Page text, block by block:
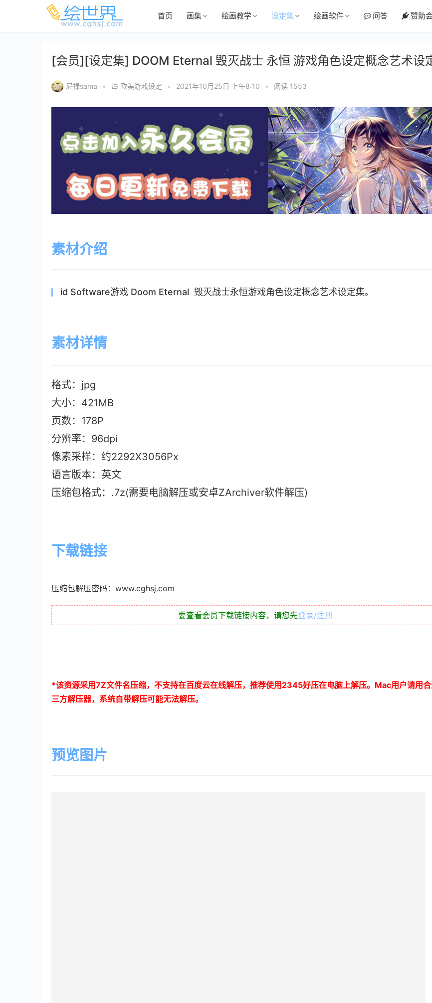
首页 画集 绘画教学 设定集 绘画软件 问答 赞助
[会员][设定集] DOOM Eternal 毁灭战士 永恒 游戏角色设定概念艺术设
尼禄sama • 欧美游戏设定 • 2021年10月25日 上午8:10 • 阅读 1553
素材介绍
id Software游戏 Doom Eternal 毁灭战士永恒游戏角色设定概念艺术设定集。
素材详情
格式：jpg
大小：421MB
页数：178P
分辨率：96dpi
像素采样：约2292X3056Px
语言版本：英文
压缩包格式：.7z(需要电脑解压或安卓ZArchiver软件解压)
下载链接
压缩包解压密码：www.cghsj.com
要查看会员下载链接内容，请您先登录/注册
*该资源采用7Z文件名压缩，不支持在百度云在线解压，推荐使用 2345好压在电脑上解压。 Mac用户请用
三方解压器，系统自带解压可能无法解压。
预览图片